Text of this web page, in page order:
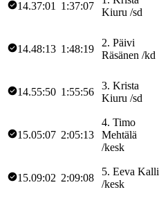
14.37:01 1:37:07
Kiuru /sd
14.48:13 1:48:19
2. Päivi
Räsänen /kd
14.55:50 1:55:56
3. Krista
Kiuru /sd
15.05:07 2:05:13
4. Timo
Mehtälä
/kesk
15.09:02 2:09:08
5. Eeva Kalli
/kesk